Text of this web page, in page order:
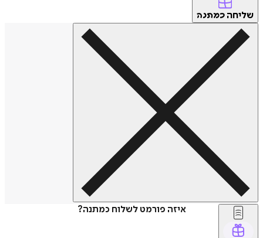
שליחה כמתנה
איזה פורמט לשלוח כמתנה?